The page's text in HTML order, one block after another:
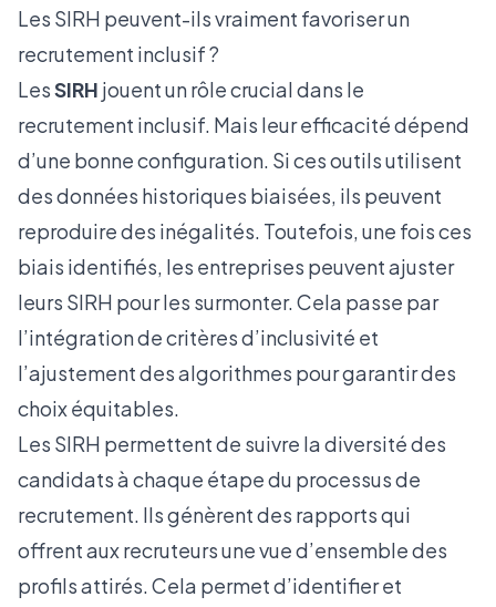
Les SIRH peuvent-ils vraiment favoriser un
recrutement inclusif ?
LesSIRH jouent un rôle crucial dans le
recrutement inclusif. Mais leur efficacité dépend
d’une bonne configuration. Si ces outils utilisent
des données historiques biaisées, ils peuvent
reproduire des inégalités. Toutefois, une fois ces
biais identifiés, les entreprises peuvent ajuster
leurs SIRH pour les surmonter. Cela passe par
l’intégration de critères d’inclusivité et
l’ajustement des algorithmes pour garantir des
choix équitables.
Les SIRH permettent de suivre la diversité des
candidats à chaque étape du processus de
recrutement. Ils génèrent des rapports qui
offrent aux recruteurs une vue d’ensemble des
profils attirés. Cela permet d’identifier et